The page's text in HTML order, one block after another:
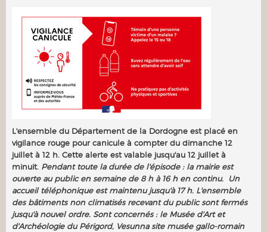
L'ensemble du Département de la Dordogne est placé en
vigilance rouge pour canicule à compter du dimanche 12
juillet à 12 h. Cette alerte est valable jusqu'au 12 juillet à
minuit. Pendant toute la durée de l'épisode : la mairie est
ouverte au public en semaine de 8 h à 16 h en continu. Un
accueil téléphonique est maintenu jusqu'à 17 h. L'ensemble
des bâtiments non climatisés recevant du public sont fermés
jusqu'à nouvel ordre. Sont concernés : le Musée d'Art et
d'Archéologie du Périgord, Vesunna site musée gallo-romain